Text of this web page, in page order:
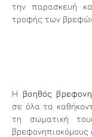
την παρασκευή
τροφής των
Η βοηθός
σε όλα τα
τη σωματική